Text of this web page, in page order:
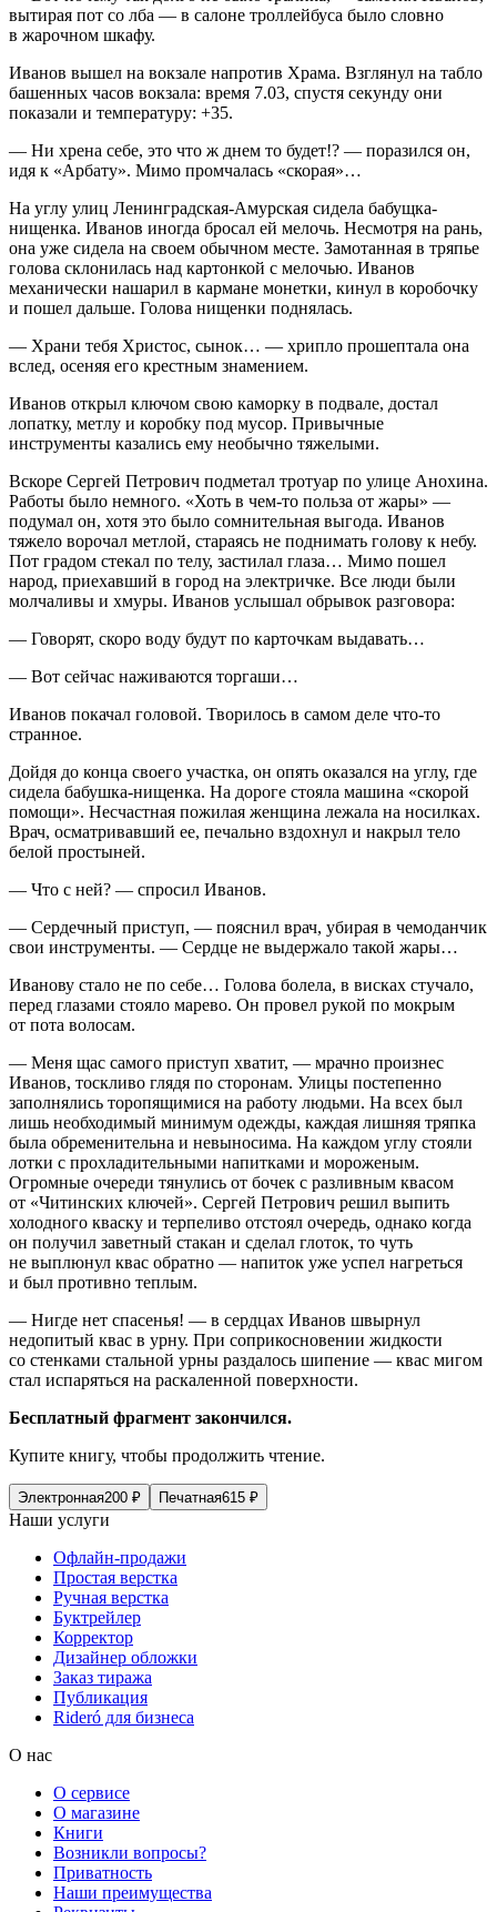
вытирая пот со лба — в салоне троллейбуса было словно
в жарочном шкафу.
Иванов вышел на вокзале напротив Храма. Взглянул на табло
башенных часов вокзала: время 7.03, спустя секунду они
показали и температуру: +35.
— Ни хрена себе, это что ж днем то будет!? — поразился он,
идя к «Арбату». Мимо промчалась «скорая»…
На углу улиц Ленинградская-Амурская сидела бабущка-
нищенка. Иванов иногда бросал ей мелочь. Несмотря на рань,
она уже сидела на своем обычном месте. Замотанная в тряпье
голова склонилась над картонкой с мелочью. Иванов
механически нашарил в кармане монетки, кинул в коробочку
и пошел дальше. Голова нищенки поднялась.
— Храни тебя Христос, сынок… — хрипло прошептала она
вслед, осеняя его крестным знамением.
Иванов открыл ключом свою каморку в подвале, достал
лопатку, метлу и коробку под мусор. Привычные
инструменты казались ему необычно тяжелыми.
Вскоре Сергей Петрович подметал тротуар по улице Анохина.
Работы было немного. «Хоть в чем-то польза от жары» —
подумал он, хотя это было сомнительная выгода. Иванов
тяжело ворочал метлой, стараясь не поднимать голову к небу.
Пот градом стекал по телу, застилал глаза… Мимо пошел
народ, приехавший в город на электричке. Все люди были
молчаливы и хмуры. Иванов услышал обрывок разговора:
— Говорят, скоро воду будут по карточкам выдавать…
— Вот сейчас наживаются торгаши…
Иванов покачал головой. Творилось в самом деле что-то
странное.
Дойдя до конца своего участка, он опять оказался на углу, где
сидела бабушка-нищенка. На дороге стояла машина «скорой
помощи». Несчастная пожилая женщина лежала на носилках.
Врач, осматривавший ее, печально вздохнул и накрыл тело
белой простыней.
— Что с ней? — спросил Иванов.
— Сердечный приступ, — пояснил врач, убирая в чемоданчик
свои инструменты. — Сердце не выдержало такой жары…
Иванову стало не по себе… Голова болела, в висках стучало,
перед глазами стояло марево. Он провел рукой по мокрым
от пота волосам.
— Меня щас самого приступ хватит, — мрачно произнес
Иванов, тоскливо глядя по сторонам. Улицы постепенно
заполнялись торопящимися на работу людьми. На всех был
лишь необходимый минимум одежды, каждая лишняя тряпка
была обременительна и невыносима. На каждом углу стояли
лотки с прохладительными напитками и мороженым.
Огромные очереди тянулись от бочек с разливным квасом
от «Читинских ключей». Сергей Петрович решил выпить
холодного кваску и терпеливо отстоял очередь, однако когда
он получил заветный стакан и сделал глоток, то чуть
не выплюнул квас обратно — напиток уже успел нагреться
и был противно теплым.
— Нигде нет спасенья! — в сердцах Иванов швырнул
недопитый квас в урну. При соприкосновении жидкости
со стенками стальной урны раздалось шипение — квас мигом
стал испаряться на раскаленной поверхности.
Бесплатный фрагмент закончился.
Купите книгу, чтобы продолжить чтение.
Электронная200 ₽ Печатная615 ₽
Наши услуги
Офлайн-продажи
Простая верстка
Ручная верстка
Буктрейлер
Корректор
Дизайнер обложки
Заказ тиража
Публикация
Rideró для бизнеса
О нас
О сервисе
О магазине
Книги
Возникли вопросы?
Приватность
Наши преимущества